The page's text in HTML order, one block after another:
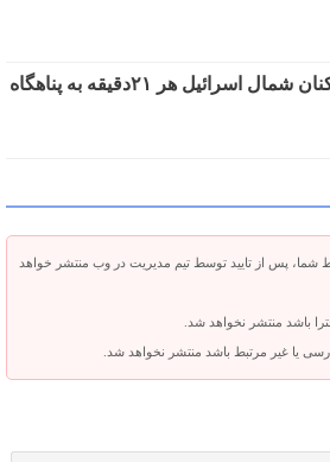
لیبرمن: ساکنان شمال اسرائیل هر ۲۱دقیقه به پناهگاه
شما، پس از تایید توسط تیم مدیریت در وب منتشر خواهد
باشد منتشر نخواهد شد.
یا غیر مرتبط باشد منتشر نخواهد شد.